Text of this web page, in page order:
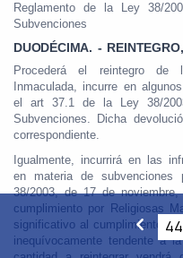
Reglamento de la Ley 38/
Subvenciones
DUODÉCIMA. -
Procederá el reintegro de
Inmaculada, incurre en
el art 37.1 de la Ley 38/
Subvenciones. Dicha
correspondiente.
Igualmente, incurrirá en las
en materia de
38/2003, de 17 de
cumplimiento por Religiosas
significativo al cumplimiento
inequívocamente tendente a